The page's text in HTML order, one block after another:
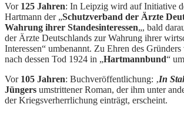
Vor 125 Jahren: In Leipzig wird auf Initiative
Hartmann der „Schutzverband der Ärzte
Wahrung ihrer Standesinteressen„, bald
der Ärzte Deutschlands zur Wahrung ihrer
Interessen“ umbenannt. Zu Ehren des
nach dessen Tod 1924 in „Hartmannbund“
Vor 105 Jahren: Buchveröffentlichung: ‚In
Jüngers umstrittener Roman, der ihm unter
der Kriegsverherrlichung einträgt, erscheint.